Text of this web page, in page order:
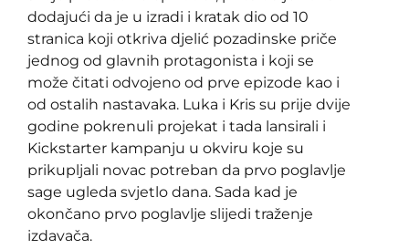
dodajući da je u izradi i kratak dio od 10
stranica koji otkriva djelić pozadinske priče
jednog od glavnih protagonista i koji se
može čitati odvojeno od prve epizode kao i
od ostalih nastavaka. Luka i Kris su prije dvije
godine pokrenuli projekat i tada lansirali i
Kickstarter kampanju u okviru koje su
prikupljali novac potreban da prvo poglavlje
sage ugleda svjetlo dana. Sada kad je
okončano prvo poglavlje slijedi traženje
izdavača.